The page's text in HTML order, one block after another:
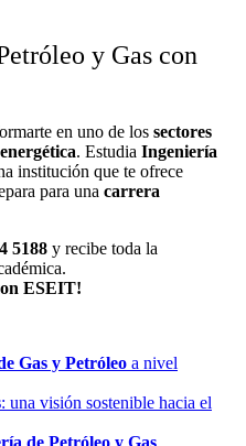
y Gas con
en uno de los sectores
. Estudia Ingeniería
institución que te ofrece
para una carrera
5188 y recibe toda la
ESEIT!
Gas y Petróleo a nivel
: una visión sostenible hacia el